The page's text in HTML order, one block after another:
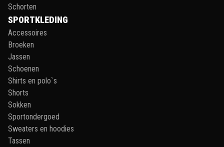
Schorten
SPORTKLEDING
Accessoires
Broeken
Jassen
Schoenen
Shirts en polo`s
Shorts
Sokken
Sportondergoed
Sweaters en hoodies
Tassen